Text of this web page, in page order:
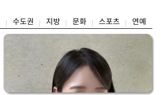
수도권 지방 문화 스포츠 연예